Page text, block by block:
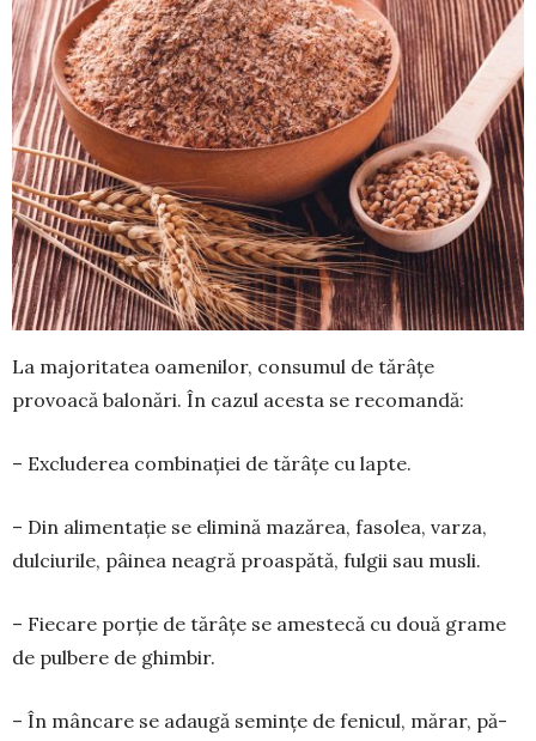
La majoritatea oamenilor, con­su­mul de tărâţe
provoacă ba­lonări. În cazul acesta se reco­mandă:
– Excluderea combi­naţiei de tărâţe cu lap­te.
– Din ali­mentaţie se elimină ma­zărea, faso­lea, varza,
dulciurile, pâinea neagră proas­pătă, fulgii sau musli.
– Fiecare porţie de tărâţe se amestecă cu două grame
de pulbere de ghim­bir.
– În mân­care se adaugă se­minţe de fenicul, mărar, pă­